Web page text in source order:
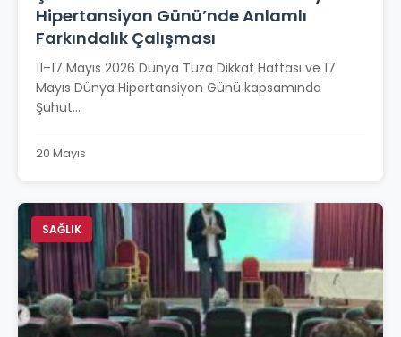
Hipertansiyon Günü’nde Anlamlı
Farkındalık Çalışması
11–17 Mayıs 2026 Dünya Tuza Dikkat Haftası ve 17
Mayıs Dünya Hipertansiyon Günü kapsamında
Şuhut...
20 Mayıs
SAĞLIK